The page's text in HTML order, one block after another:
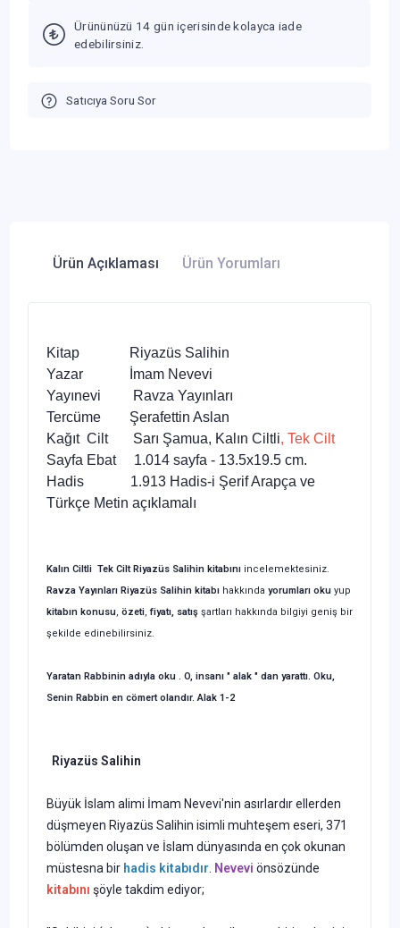
Ürününüzü 14 gün içerisinde kolayca iade
edebilirsiniz.
Satıcıya Soru Sor
Ürün Açıklaması Ürün Yorumları
Kitap Riyazüs Salihin
Yazar İmam Nevevi
Yayınevi Ravza Yayınları
Tercüme Şerafettin Aslan
Kağıt Cilt Sarı Şamua, Kalın Ciltli, Tek Cilt
Sayfa Ebat 1.014 sayfa - 13.5x19.5 cm.
Hadis 1.913 Hadis-i Şerif Arapça ve
Türkçe Metin açıklamalı
Kalın Ciltli Tek Cilt Riyazüs Salihin kitabını incelemektesiniz.
Ravza Yayınları Riyazüs Salihin kitabı hakkında yorumları oku yup
kitabın konusu, özeti,fiyatı, satış şartları hakkında bilgiyi geniş bir
şekilde edinebilirsiniz.
Yaratan Rabbinin adıyla oku . O, insanı " alak " dan yarattı. Oku,
Senin Rabbin en cömert olandır. Alak 1-2
Riyazüs Salihin
Büyük İslam alimi İmam Nevevi'nin asırlardır ellerden
düşmeyen Riyazüs Salihin isimli muhteşem eseri, 371
bölümden oluşan ve İslam dünyasında en çok okunan
müstesna bir hadis kitabıdır Nevevi önsözünde
kitabını şöyle takdim ediyor;